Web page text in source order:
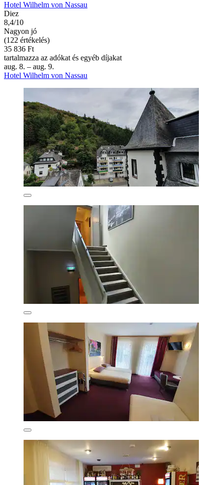
Hotel Wilhelm von Nassau
Diez
8,4/10
Nagyon jó
(122 értékelés)
35 836 Ft
tartalmazza az adókat és egyéb díjakat
aug. 8. – aug. 9.
Hotel Wilhelm von Nassau